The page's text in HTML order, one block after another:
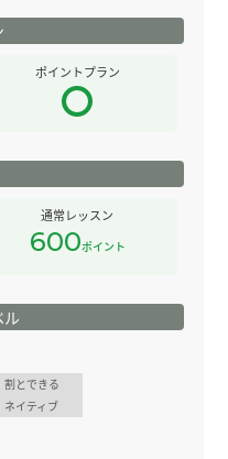
ポイントプラン
通常レッスン
600ポイント
割とできる
ネイティブ